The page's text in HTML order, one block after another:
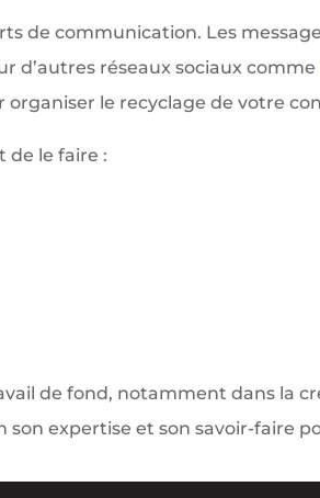
de communication. Les
d’autres réseaux sociaux comme
le recyclage de votre
de le faire :
de fond, notamment dans la
expertise et son savoir-faire